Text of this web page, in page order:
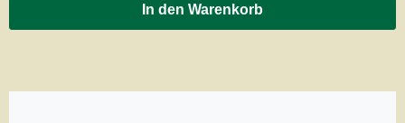
In den Warenkorb